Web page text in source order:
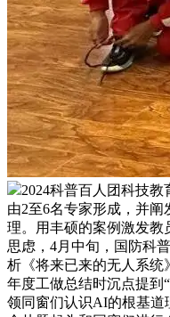
2024科普百人团科技
由2至6名专家形成，并阐
理。用丰硕的案例激发教
思虑，4月中旬，国防科
析《将来已来的无人系统
年度工做总结时沉点提到
领同窗们认识AI的根基道